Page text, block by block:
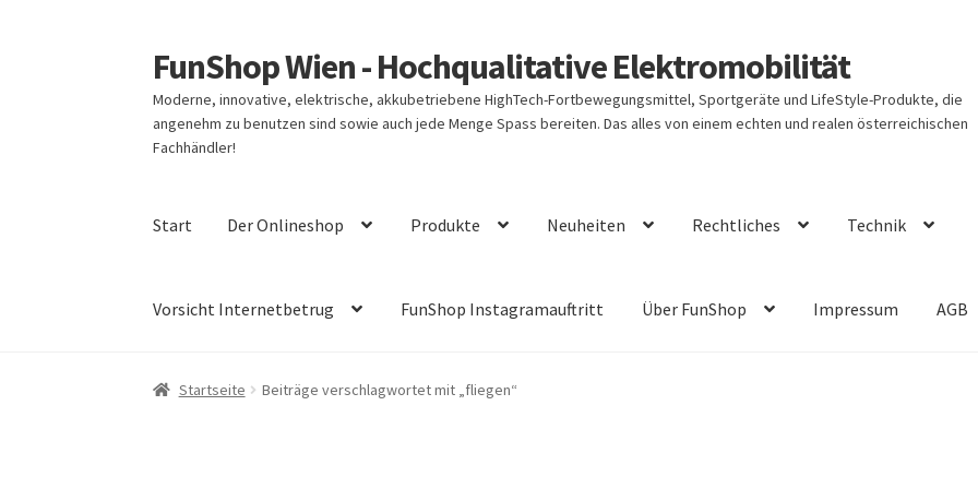
Zur
Navigation
springen
Zum
Inhalt
springen
FunShop Wien - Hochqualitative Elektromobilität
Moderne, innovative, elektrische, akkubetriebene HighTech-Fortbewegungsmittel, Sportgeräte und LifeStyle-Produkte, die
angenehm zu benutzen sind sowie auch jede Menge Spass bereiten. Das alles von einem echten und realen österreichischen
Fachhändler!
Start Der Onlineshop Produkte Neuheiten Rechtliches Technik
Vorsicht Internetbetrug FunShop Instagramauftritt Über FunShop Impressum AGB
Startseite Beiträge verschlagwortet mit „fliegen“